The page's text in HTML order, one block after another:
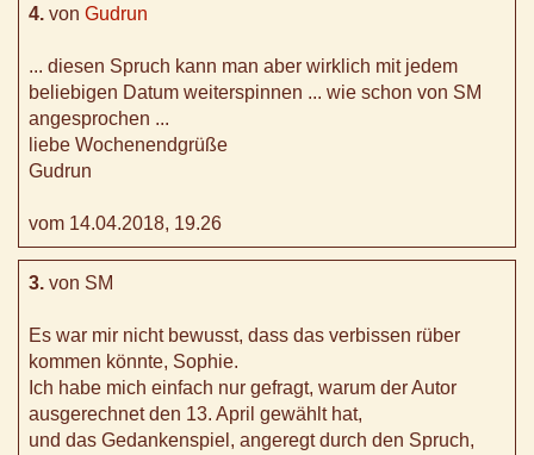
4. von Gudrun
... diesen Spruch kann man aber wirklich mit jedem
beliebigen Datum weiterspinnen ... wie schon von SM
angesprochen ...
liebe Wochenendgrüße
Gudrun
vom 14.04.2018, 19.26
3. von SM
Es war mir nicht bewusst, dass das verbissen rüber
kommen könnte, Sophie.
Ich habe mich einfach nur gefragt, warum der Autor
ausgerechnet den 13. April gewählt hat,
und das Gedankenspiel, angeregt durch den Spruch,